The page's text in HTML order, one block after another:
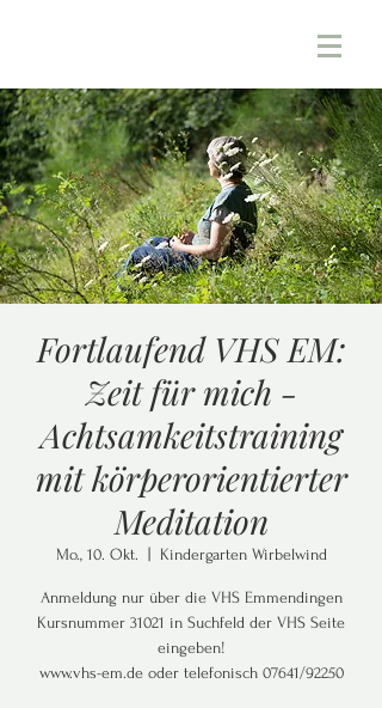
Fortlaufend VHS EM:
Zeit für mich -
Achtsamkeitstraining
mit körperorientierter
Meditation
Mo., 10. Okt. Kindergarten Wirbelwind
Anmeldung nur über die VHS Emmendingen
Kursnummer 31021 in Suchfeld der VHS Seite
eingeben!
www.vhs-em.de oder telefonisch 07641/92250